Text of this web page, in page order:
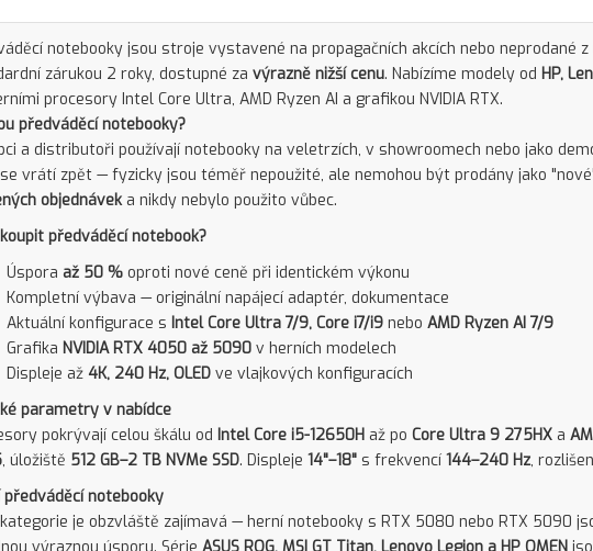
notebooky jsou stroje vystavené na propagačních akcích nebo neprodané
zárukou 2 roky, dostupné za výrazně nižší cenu. Nabízíme modely od HP,
procesory Intel Core Ultra, AMD Ryzen AI a grafikou NVIDIA RTX.
předváděcí notebooky?
a distributoři používají notebooky na veletrzích, v showroomech nebo jako
vrátí zpět — fyzicky jsou téměř nepoužité, ale nemohou být prodány jako
objednáveka nikdy nebylo použito vůbec.
předváděcí notebook?
Úspora až 50 %oproti nové ceně při identickém výkonu
Kompletní výbava — originální napájecí adaptér, dokumentace
Aktuální konfigurace s Intel Core Ultra 7/9, Core i7/i9nebo AMD Ryzen AI 7/9
Grafika NVIDIA RTX 4050 až 5090v herních modelech
Displeje až 4K, 240 Hz, OLEDve vlajkových konfiguracích
parametry v nabídce
pokrývají celou škálu od Intel Core i5-12650Haž po Core Ultra 9 275HXa
, úložiště 512 GB–2 TB NVMe SSD. Displeje 14"–18"s frekvencí 144–240 Hz,
předváděcí notebooky
je obzvláště zajímavá — herní notebooky s RTX 5080 nebo RTX 5090